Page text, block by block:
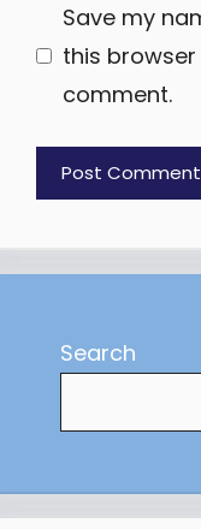
Save my
this
comment.
Search